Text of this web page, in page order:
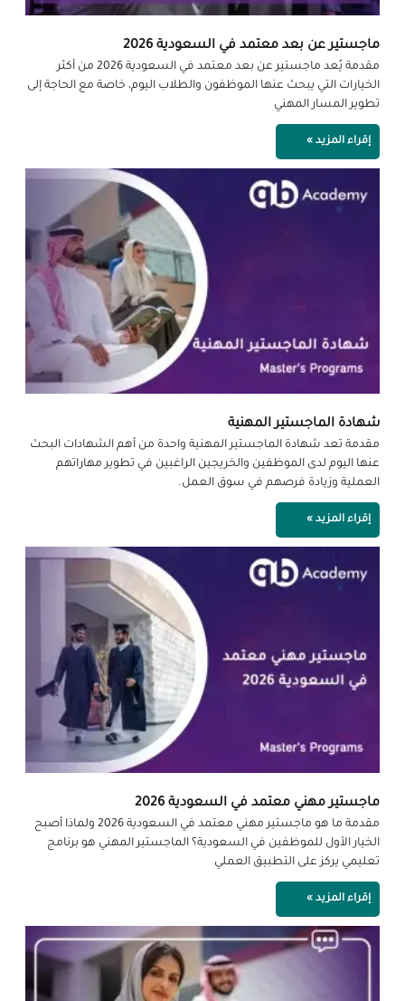
ماجستير عن بعد معتمد في السعودية 2026
مقدمة يُعد ماجستير عن بعد معتمد في السعودية 2026 من أكثر
الخيارات التي يبحث عنها الموظفون والطلاب اليوم، خاصة مع الحاجة إلى
تطوير المسار المهني
إقراء المزيد »
شهادة الماجستير المهنية
مقدمة تعد شهادة الماجستير المهنية واحدة من أهم الشهادات البحث
عنها اليوم لدى الموظفين والخريجين الراغبين في تطوير مهاراتهم
العملية وزيادة فرصهم في سوق العمل.
إقراء المزيد »
ماجستير مهني معتمد في السعودية 2026
مقدمة ما هو ماجستير مهني معتمد في السعودية 2026 ولماذا أصبح
الخيار الأول للموظفين في السعودية؟ الماجستير المهني هو برنامج
تعليمي يركز على التطبيق العملي
إقراء المزيد »